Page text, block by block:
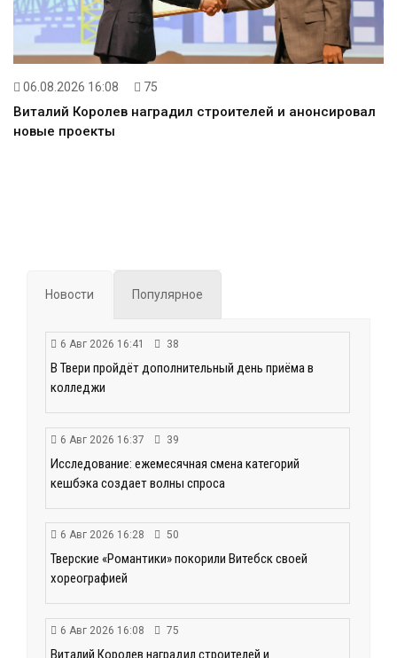
06.08.2026 16:08 75
Виталий Королев наградил строителей и анонсировал
новые проекты
Новости Популярное
6 Авг 2026 16:41 38
В Твери пройдёт дополнительный день приёма в
колледжи
6 Авг 2026 16:37 39
Исследование: ежемесячная смена категорий
кешбэка создает волны спроса
6 Авг 2026 16:28 50
Тверские «Романтики» покорили Витебск своей
хореографией
6 Авг 2026 16:08 75
Виталий Королев наградил строителей и